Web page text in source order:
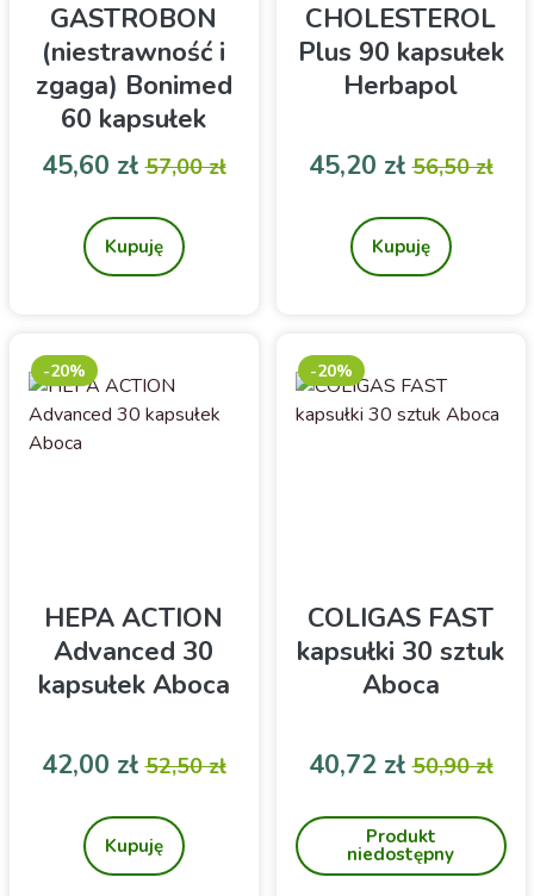
GASTROBON
(niestrawność i
zgaga) Bonimed
60 kapsułek
karczochem i mniszkiem
lekarskim
Cena
45,60 złCena podstawowa
57,00 zł
Kupuję
CHOLESTEROL
Plus 90 kapsułek
Herbapol
suplement diety
zawierający
sfermentowany czerwony
Cena
45,20 złCena
56,50 zł
Kupuję
HEPA ACTION
Advanced 30
kapsułek Aboca
detoksykację
Cena
42,00 złCena podstawowa
52,50 zł
Kupuję
-20%
COLIGAS FAST
kapsułki 30 sztuk
Aboca
jelitowe- kapsułki. 2
Cena
40,72 złCena
50,90 zł
Produkt
niedostępny
-20%